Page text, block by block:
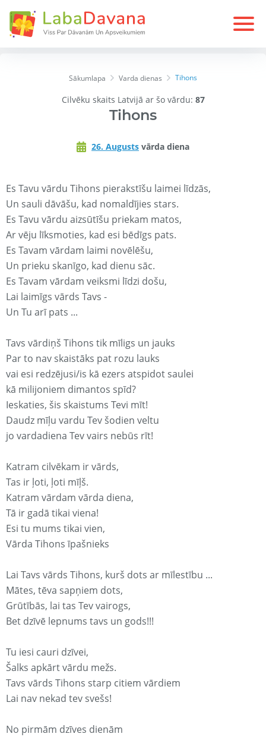
Sākumlapa Varda dienas Tihons
Cilvēku skaits Latvijā ar šo vārdu: 87
Tihons
26. Augusts vārda diena
Es Tavu vārdu Tihons pierakstīšu laimei līdzās,
Un sauli dāvāšu, kad nomaldījies stars.
Es Tavu vārdu aizsūtīšu priekam matos,
Ar vēju līksmoties, kad esi bēdīgs pats.
Es Tavam vārdam laimi novēlēšu,
Un prieku skanīgo, kad dienu sāc.
Es Tavam vārdam veiksmi līdzi došu,
Lai laimīgs vārds Tavs -
Un Tu arī pats ...
Tavs vārdiņš Tihons tik mīligs un jauks
Par to nav skaistāks pat rozu lauks
vai esi redzējusi/is kā ezers atspidot saulei
kā milijoniem dimantos spīd?
Ieskaties, šis skaistums Tevi mīt!
Daudz mīļu vardu Tev šodien veltu
jo vardadiena Tev vairs nebūs rīt!
Katram cilvēkam ir vārds,
Tas ir ļoti, ļoti mīļš.
Katram vārdam vārda diena,
Tā ir gadā tikai viena!
Esi tu mums tikai vien,
Vārda Tihons īpašnieks
Lai Tavs vārds Tihons, kurš dots ar mīlestību ...
Mātes, tēva sapņiem dots,
Grūtībās, lai tas Tev vairogs,
Bet dzīvē lepnums tavs un gods!!!
Tu iesi cauri dzīvei,
Šalks apkārt vārdu mežs.
Tavs vārds Tihons starp citiem vārdiem
Lai nav nekad tev svešs!
No pirmām dzīves dienām